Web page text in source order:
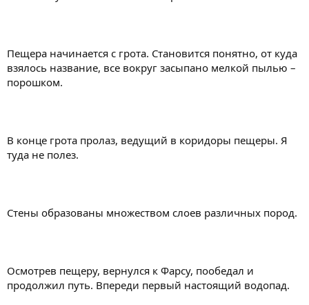
Пещера начинается с грота. Становится понятно, от куда
взялось название, все вокруг засыпано мелкой пылью –
порошком.
В конце грота пролаз, ведущий в коридоры пещеры. Я
туда не полез.
Стены образованы множеством слоев различных пород.
Осмотрев пещеру, вернулся к Фарсу, пообедал и
продолжил путь. Впереди первый настоящий водопад.